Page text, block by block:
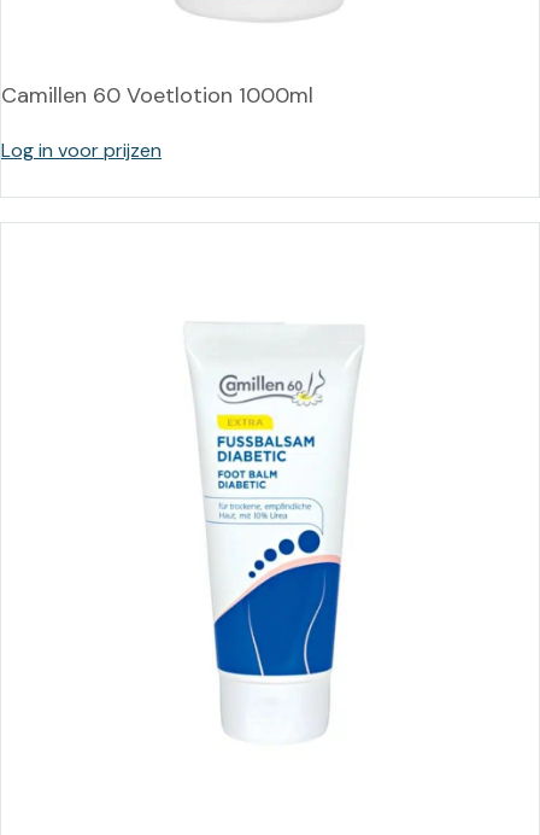
Camillen 60 Voetlotion 1000ml
Log in voor prijzen